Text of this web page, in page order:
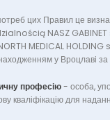
цих Правил це
NASZ GABINET
MEDICAL
у Вроцлаві
професію- особа,
кваліфікацію для